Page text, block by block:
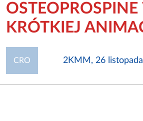
OSTEOPROSPINE
KRÓTKIEJ
CRO 2KMM, 26